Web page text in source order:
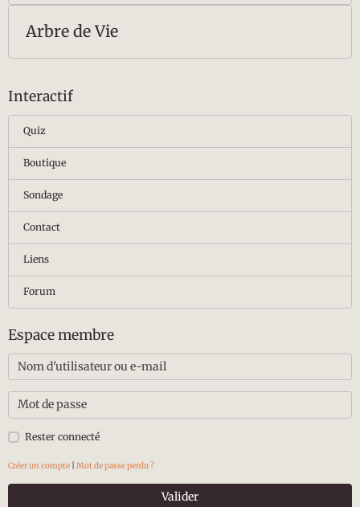
Arbre de Vie
Interactif
Quiz
Boutique
Sondage
Contact
Liens
Forum
Espace membre
Rester connecté
Créer un compte | Mot de passe perdu ?
Valider